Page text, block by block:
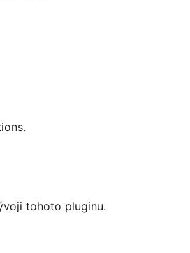
tohoto pluginu.